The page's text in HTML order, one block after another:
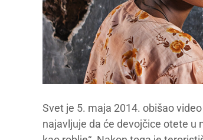
Svet je 5. maja 2014. obišao
najavljuje da će devojčice otete u